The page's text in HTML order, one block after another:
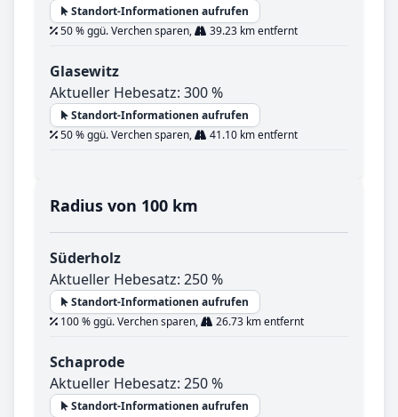
Standort-Informationen aufrufen
50 % ggü. Verchen sparen,
39.23 km entfernt
Glasewitz
Aktueller Hebesatz: 300 %
Standort-Informationen aufrufen
50 % ggü. Verchen sparen,
41.10 km entfernt
Radius von 100 km
Süderholz
Aktueller Hebesatz: 250 %
Standort-Informationen aufrufen
100 % ggü. Verchen sparen,
26.73 km entfernt
Schaprode
Aktueller Hebesatz: 250 %
Standort-Informationen aufrufen